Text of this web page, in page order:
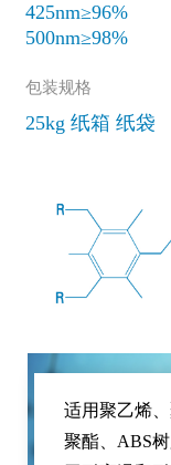
425nm≥96%
500nm≥98%
包装规格
25kg 纸箱 纸袋
适用聚乙烯
聚酯、ABS